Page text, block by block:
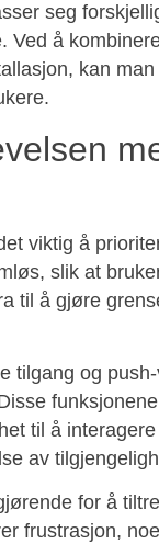
seg
Ved å
kan
viktig å
slik at
til å gjøre
tilgang og
til å
av
for å
frustrasjon,